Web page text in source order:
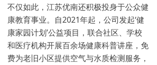
不仅如此，江苏优南还积极投身于公众健
康教育事业。自2021年起，公司发起‘健
康家园计划’公益项目，联合社区、学校
和医疗机构开展百余场健康科普讲座，免
费为老旧小区提供空气与水质检测服务，